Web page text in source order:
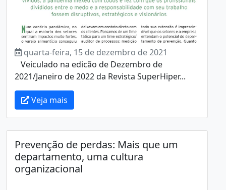
quarta-feira, 15 de dezembro de 2021
Veiculado na edicão de Dezembro de
2021/Janeiro de 2022 da Revista SuperHiper...
Veja mais
Prevenção de perdas: Mais que um
departamento, uma cultura
organizacional